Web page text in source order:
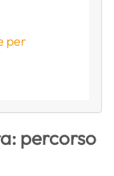
per
percorso